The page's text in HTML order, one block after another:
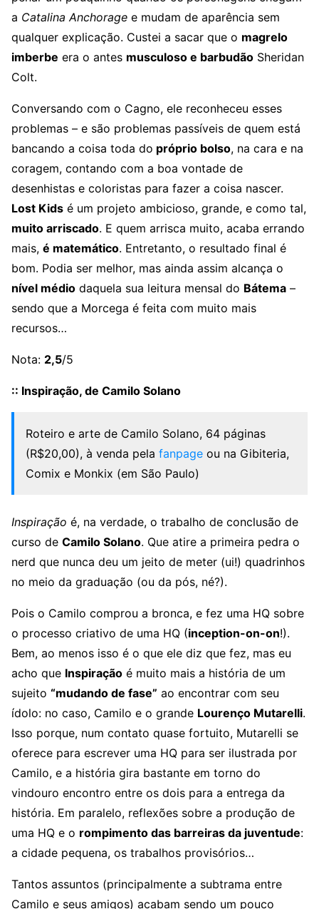
a Catalina Anchorage e mudam de aparência sem
qualquer explicação. Custei a sacar que o magrelo
imberbe era o antes musculoso e barbudão Sheridan
Colt.
Conversando com o Cagno, ele reconheceu esses
problemas – e são problemas passíveis de quem está
bancando a coisa toda do próprio bolso, na cara e na
coragem, contando com a boa vontade de
desenhistas e coloristas para fazer a coisa nascer.
Lost Kids é um projeto ambicioso, grande, e como tal,
muito arriscado. E quem arrisca muito, acaba errando
mais, é matemático. Entretanto, o resultado final é
bom. Podia ser melhor, mas ainda assim alcança o
nível médio daquela sua leitura mensal do Bátema –
sendo que a Morcega é feita com muito mais
recursos…
Nota: 2,5/5
:: Inspiração, de Camilo Solano
Roteiro e arte de Camilo Solano, 64 páginas
(R$20,00), à venda pela fanpage ou na Gibiteria,
Comix e Monkix (em São Paulo)
Inspiração é, na verdade, o trabalho de conclusão de
curso de Camilo Solano. Que atire a primeira pedra o
nerd que nunca deu um jeito de meter (ui!) quadrinhos
no meio da graduação (ou da pós, né?).
Pois o Camilo comprou a bronca, e fez uma HQ sobre
o processo criativo de uma HQ (inception-on-on!).
Bem, ao menos isso é o que ele diz que fez, mas eu
acho que Inspiração é muito mais a história de um
sujeito “mudando de fase” ao encontrar com seu
ídolo: no caso, Camilo e o grande Lourenço Mutarelli.
Isso porque, num contato quase fortuito, Mutarelli se
oferece para escrever uma HQ para ser ilustrada por
Camilo, e a história gira bastante em torno do
vindouro encontro entre os dois para a entrega da
história. Em paralelo, reflexões sobre a produção de
uma HQ e o rompimento das barreiras da juventude:
a cidade pequena, os trabalhos provisórios…
Tantos assuntos (principalmente a subtrama entre
Camilo e seus amigos) acabam sendo um pouco